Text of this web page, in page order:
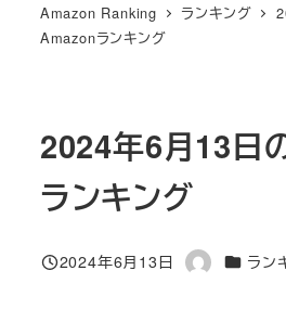
Amazon Ranking ランキング
Amazonランキング
2024年6月13日
ランキング
投稿日
2024年6月13日
著
カテゴリ
ラン